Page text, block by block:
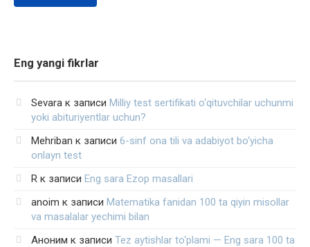
Eng yangi fikrlar
Sevara к записи Milliy test sertifikati o‘qituvchilar uchunmi
yoki abituriyentlar uchun?
Mehriban к записи 6-sinf ona tili va adabiyot bo‘yicha
onlayn test
R к записи Eng sara Ezop masallari
anoim к записи Matematika fanidan 100 ta qiyin misollar
va masalalar yechimi bilan
Аноним к записи Tez aytishlar to‘plami — Eng sara 100 ta